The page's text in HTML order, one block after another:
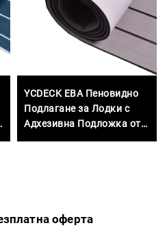
YCDECK ЕВА Пеновидно
Подлагане за Лодки с
Адхезивна Подложка от
Подлагане за Йон Лодки,
оферта